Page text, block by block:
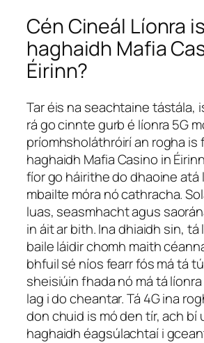
Cén Cineál Líonra
haghaidh Mafia
Éirinn?
Tar éis na seachtaine tástála,
rá go cinnte gurb é líonra 5G
príomhsholáthróirí an rogha is
haghaidh Mafia Casino in
fíor go háirithe do dhaoine atá
mbailte móra nó cathracha.
luas, seasmhacht agus
in áit ar bith. Ina dhiaidh sin, tá
baile láidir chomh maith
bhfuil sé níos fearr fós má tá
sheisiúin fhada nó má tá
lag i do cheantar. Tá 4G ina
don chuid is mó den tír, ach bí
haghaidh éagsúlachtaí i